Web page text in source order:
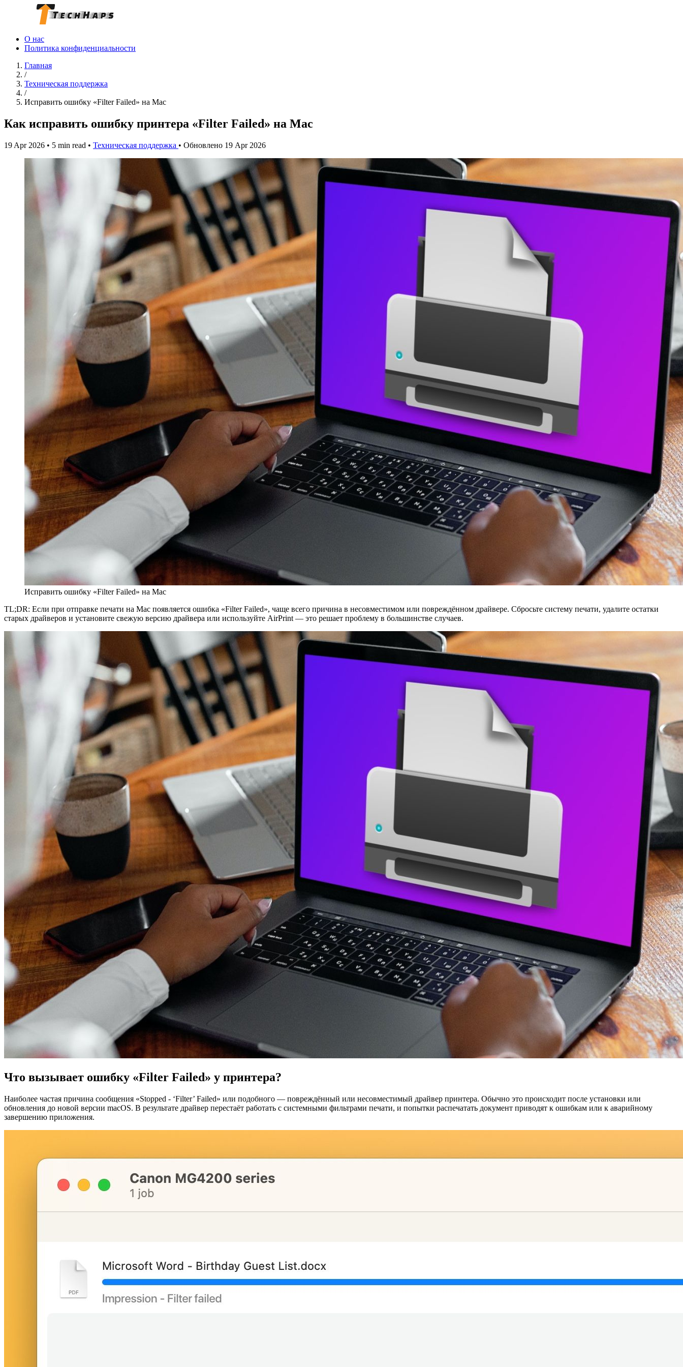
О нас
Политика конфиденциальности
Главная
/
Техническая поддержка
/
Исправить ошибку «Filter Failed» на Mac
Как исправить ошибку принтера «Filter Failed» на Mac
19 Apr 2026 • 5 min read • Техническая поддержка • Обновлено 19 Apr 2026
Исправить ошибку «Filter Failed» на Mac
TL;DR: Если при отправке печати на Mac появляется ошибка «Filter Failed», чаще всего причина в несовместимом или повреждённом драйвере. Сбросьте систему печати, удалите остатки
старых драйверов и установите свежую версию драйвера или используйте AirPrint — это решает проблему в большинстве случаев.
Что вызывает ошибку «Filter Failed» у принтера?
Наиболее частая причина сообщения «Stopped - ‘Filter’ Failed» или подобного — повреждённый или несовместимый драйвер принтера. Обычно это происходит после установки или
обновления до новой версии macOS. В результате драйвер перестаёт работать с системными фильтрами печати, и попытки распечатать документ приводят к ошибкам или к аварийному
завершению приложения.